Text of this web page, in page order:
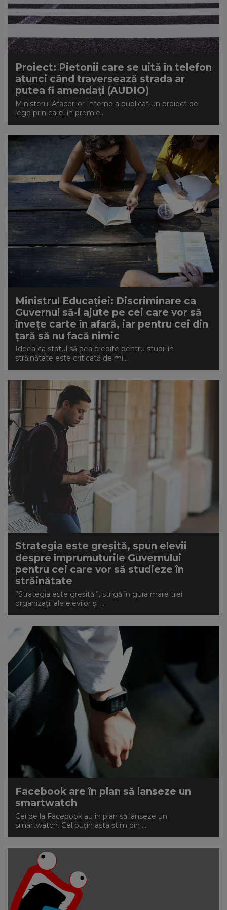
Proiect: Pietonii care se uită în telefon
atunci când traversează strada ar
putea fi amendați (AUDIO)
Ministerul Afacerilor Interne a publicat un proiect de
lege prin care, în premie...
Ministrul Educației: Discriminare ca
Guvernul să-i ajute pe cei care vor să
învețe carte în afară, iar pentru cei din
țară să nu facă nimic
Ideea ca statul să dea credite pentru studii în
străinătate este criticată de mi...
Strategia este greșită, spun elevii
despre împrumuturile Guvernului
pentru cei care vor să studieze în
străinătate
”Strategia este greșită!”, strigă în gura mare trei
organizații ale elevilor și ...
Facebook are în plan să lanseze un
smartwatch
Cei de la Facebook au în plan să lanseze un
smartwatch. Cel puțin asta știm din ...